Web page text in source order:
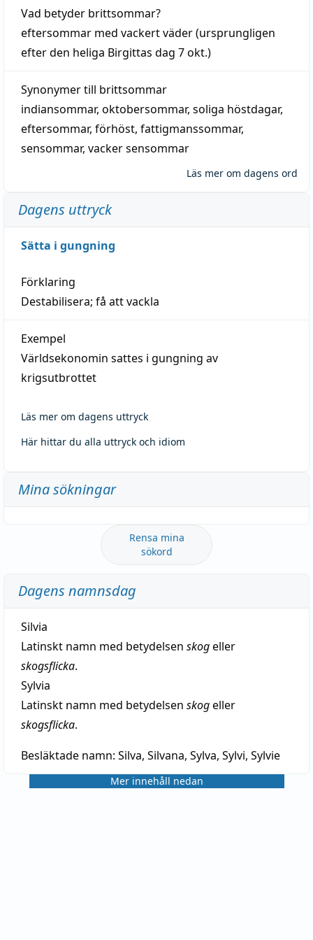
Vad betyder brittsommar?
eftersommar med vackertväder(ursprungligen
efter den heliga Birgittas dag 7 okt.)
Synonymer till brittsommar
indiansommar, oktobersommar, soliga höstdagar,
eftersommar, förhöst, fattigmanssommar,
sensommar, vacker sensommar
Läs mer om dagens ord
Dagens uttryck
Sätta i gungning
Förklaring
Destabilisera; få att vackla
Exempel
Världsekonomin sattes i gungning av
krigsutbrottet
Läs mer om dagens uttryck
Här hittar du alla uttryck och idiom
Mina sökningar
Rensa mina
sökord
Dagens namnsdag
Silvia
Latinskt namn med betydelsen skogeller
skogsflicka.
Sylvia
Latinskt namn med betydelsen skogeller
skogsflicka.
Besläktade namn: Silva, Silvana, Sylva, Sylvi, Sylvie
Mer innehåll nedan